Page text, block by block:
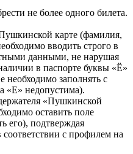
не более одного билета.
карте (фамилия,
вводить строго в
данными, не нарушая
в паспорте буквы «Ё»
необходимо заполнять с
«Е» недопустима).
«Пушкинской
оставить поле
его), подтверждая
соответствии с профилем на